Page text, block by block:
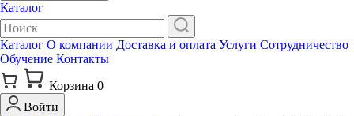
Каталог
Каталог О компании Доставка и оплата Услуги Сотрудничество
Обучение Контакты
Корзина 0
Войти